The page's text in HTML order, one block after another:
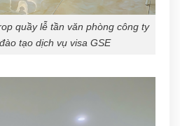
quầy lễ tần văn phòng công ty
tạo dịch vụ visa GSE